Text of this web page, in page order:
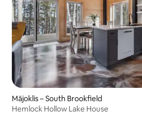
Mājoklis – South Brookfield
Hemlock Hollow Lake House